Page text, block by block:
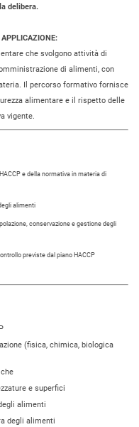
delibera.
APPLICAZIONE:
che svolgono attività di
di alimenti, con
Il percorso formativo fornisce
alimentare e il rispetto delle
vigente.
e della normativa in materia di
alimenti
conservazione e gestione degli
previste dal piano HACCP
(fisica, chimica, biologica
e superfici
alimenti
degli alimenti